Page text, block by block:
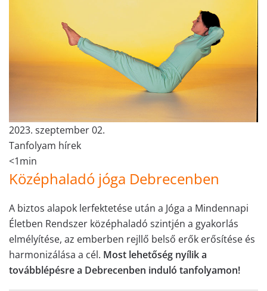
2023. szeptember 02.
Tanfolyam hírek
<1min
Középhaladó jóga Debrecenben
A biztos alapok lerfektetése után a Jóga a Mindennapi
Életben Rendszer középhaladó szintjén a gyakorlás
elmélyítése, az emberben rejllő belső erők erősítése és
harmonizálása a cél. Most lehetőség nyílik a
továbblépésre a Debrecenben induló tanfolyamon!